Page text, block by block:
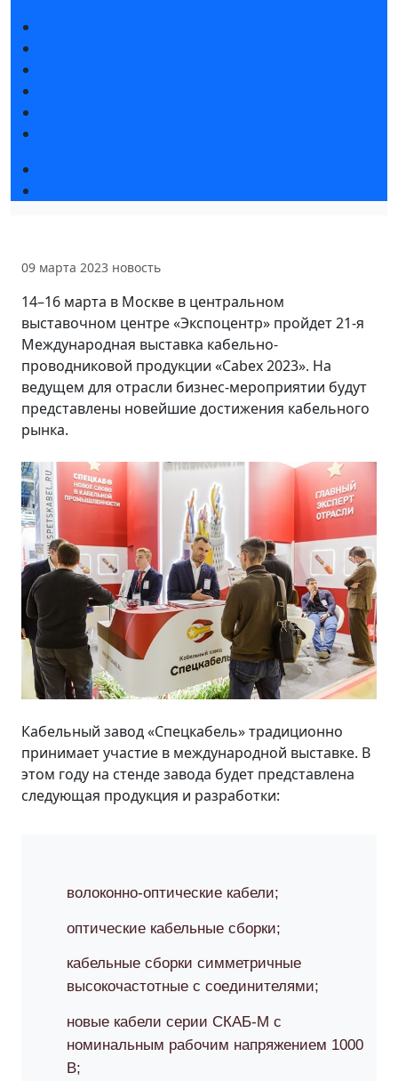
09 марта 2023 новость
14–16 марта в Москве в центральном
выставочном центре «Экспоцентр» пройдет 21-я
Международная выставка кабельно-
проводниковой продукции «Cabex 2023». На
ведущем для отрасли бизнес-мероприятии будут
представлены новейшие достижения кабельного
рынка.
Кабельный завод «Спецкабель» традиционно
принимает участие в международной выставке. В
этом году на стенде завода будет представлена
следующая продукция и разработки:
волоконно-оптические кабели;
оптические кабельные сборки;
кабельные сборки симметричные
высокочастотные с соединителями;
новые кабели серии СКАБ-М с
номинальным рабочим напряжением 1000
В;